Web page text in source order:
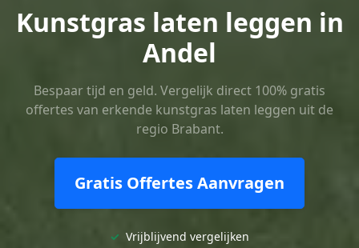
Kunstgras laten leggen in
Andel
Bespaar tijd en geld. Vergelijk direct 100% gratis
offertes van erkende kunstgras laten leggen uit de
regio Brabant.
Gratis Offertes Aanvragen
✓ Vrijblijvend vergelijken